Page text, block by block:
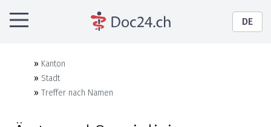
DE
» Kanton
» Stadt
» Treffer nach Namen